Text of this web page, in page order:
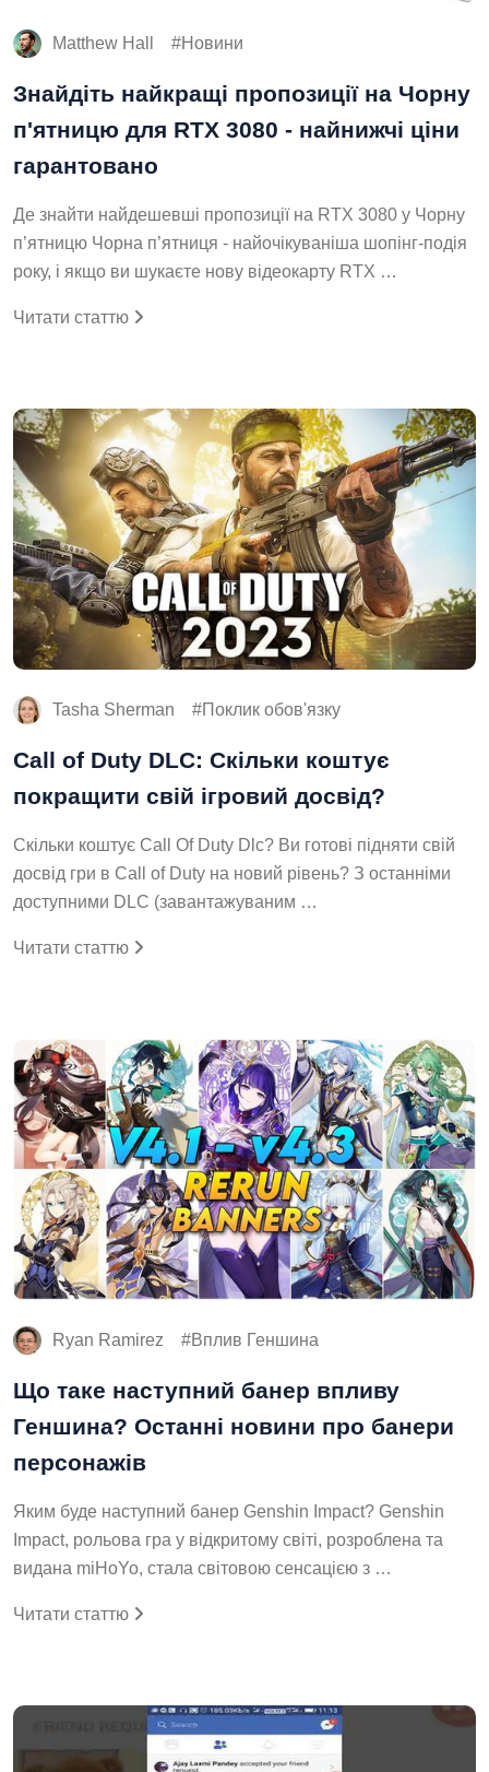
Matthew Hall Новини
Знайдіть найкращі пропозиції на Чорну
п'ятницю для RTX 3080 - найнижчі ціни
гарантовано
Де знайти найдешевші пропозиції на RTX 3080 у Чорну
п’ятницю Чорна п’ятниця - найочікуваніша шопінг-подія
року, і якщо ви шукаєте нову відеокарту RTX …
Читати статтю
Tasha Sherman Поклик обов'язку
Call of Duty DLC: Скільки коштує
покращити свій ігровий досвід?
Скільки коштує Call Of Duty Dlc? Ви готові підняти свій
досвід гри в Call of Duty на новий рівень? З останніми
доступними DLC (завантажуваним …
Читати статтю
Ryan Ramirez Вплив Геншина
Що таке наступний банер впливу
Геншина? Останні новини про банери
персонажів
Яким буде наступний банер Genshin Impact? Genshin
Impact, рольова гра у відкритому світі, розроблена та
видана miHoYo, стала світовою сенсацією з …
Читати статтю